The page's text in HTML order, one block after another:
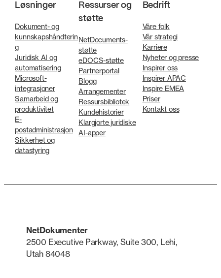
Løsninger
Dokument- og
kunnskapshåndterin
g
Juridisk AI og
automatisering
Microsoft-
integrasjoner
Samarbeid og
produktivitet
E-
postadministrasjon
Sikkerhet og
datastyring
Ressurser og
støtte
NetDocuments-
støtte
eDOCS-støtte
Partnerportal
Blogg
Arrangementer
Ressursbibliotek
Kundehistorier
Klargjorte juridiske
AI-apper
Bedrift
Våre folk
Vår strategi
Karriere
Nyheter og presse
Inspirer oss
Inspirer APAC
Inspire EMEA
Priser
Kontakt oss
NetDokumenter
2500 Executive Parkway, Suite 300, Lehi,
Utah 84048